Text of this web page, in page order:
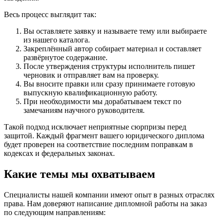
Весь процесс выглядит так:
Вы оставляете заявку и называете тему или выбираете
из нашего каталога.
Закреплённый автор собирает материал и составляет
развёрнутое содержание.
После утверждения структуры исполнитель пишет
черновик и отправляет вам на проверку.
Вы вносите правки или сразу принимаете готовую
выпускную квалификационную работу.
При необходимости мы дорабатываем текст по
замечаниям научного руководителя.
Такой подход исключает неприятные сюрпризы перед
защитой. Каждый фрагмент вашего юридического диплома
будет проверен на соответствие последним поправкам в
кодексах и федеральных законах.
Какие темы мы охватываем
Специалисты нашей компании имеют опыт в разных отраслях
права. Нам доверяют написание дипломной работы на заказ
по следующим направлениям: